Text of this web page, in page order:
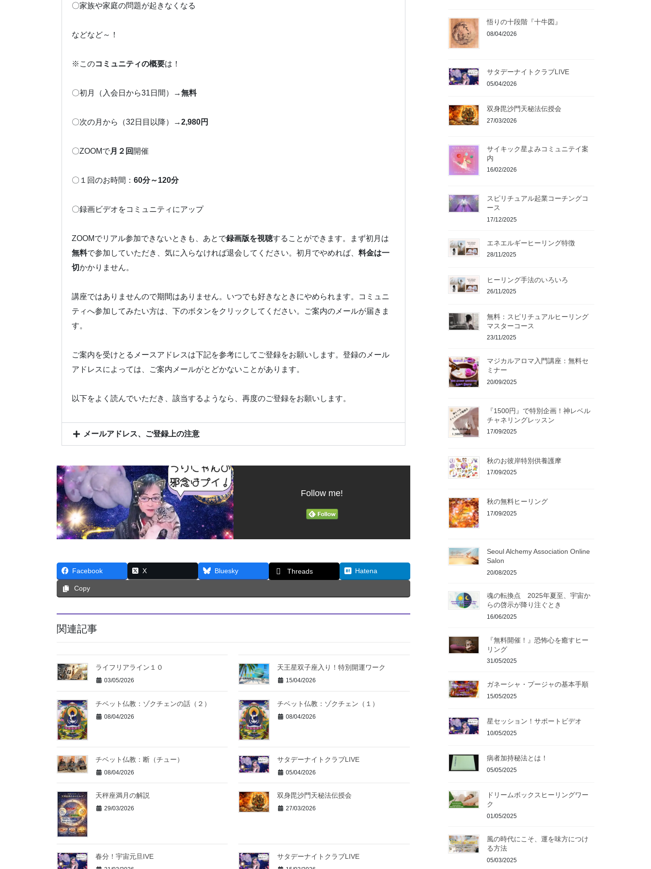
〇家族や家庭の問題が起きなくなる
などなど～！
※このコミュニティの概要は！
〇初月（入会日から31日間）→無料
〇次の月から（32日目以降）→2,980円
〇ZOOMで月２回 開催
〇１回のお時間： 60分～120分
〇録画ビデオをコミュニティにアップ
ZOOMでリアル参加できないときも、あとで録画版を視聴することができます。まず初月は
無料で参加していただき、気に入らなければ退会してください。初月でやめれば、 料金は一
切かかりません。
講座ではありませんので期間はありません。いつでも好きなときにやめられます。コミュニ
ティへ参加してみたい方は、下のボタンをクリックしてください。ご案内のメールが届きま
す。
ご案内を受けとるメースアドレスは下記を参考にしてご登録をお願いします。登録のメール
アドレスによっては、ご案内メールがとどかないことがあります。
以下をよく読んでいただき、該当するようなら、再度のご登録をお願いします。
メールアドレス、ご登録上の注意
Follow me!
Facebook X Bluesky Threads Hatena
Copy
関連記事
ライフリアライン１０
03/05/2026
天王星双子座入り！特別開運ワーク
15/04/2026
チベット仏教：ゾクチェンの話（２）
08/04/2026
チベット仏教：ゾクチェン（１）
08/04/2026
チベット仏教：断（チュー）
08/04/2026
サタデーナイトクラブLIVE
05/04/2026
天秤座満月の解説
29/03/2026
双身毘沙門天秘法伝授会
27/03/2026
春分！宇宙元旦IVE サタデーナイトクラブLIVE
悟りの十段階『十牛図』
08/04/2026
サタデーナイトクラブLIVE
05/04/2026
双身毘沙門天秘法伝授会
27/03/2026
サイキック星よみコミュニテイ案
内
16/02/2026
スピリチュアル起業コーチングコ
ース
17/12/2025
エネエルギーヒーリング特徴
28/11/2025
ヒーリング手法のいろいろ
26/11/2025
無料：スピリチュアルヒーリング
マスターコース
23/11/2025
マジカルアロマ入門講座：無料セ
ミナー
20/09/2025
『1500円』で特別企画！神レベル
チャネリングレッスン
17/09/2025
秋のお彼岸特別供養護摩
17/09/2025
秋の無料ヒーリング
17/09/2025
Seoul Alchemy Association Online
Salon
20/08/2025
魂の転換点 2025年夏至、宇宙か
らの啓示が降り注ぐとき
16/06/2025
『無料開催！』恐怖心を癒すヒー
リング
31/05/2025
ガネーシャ・プージャの基本手順
15/05/2025
星セッション！サポートビデオ
10/05/2025
病者加持秘法とは！
05/05/2025
ドリームボックスヒーリングワー
ク
01/05/2025
風の時代にこそ、運を味方につけ
る方法
05/03/2025